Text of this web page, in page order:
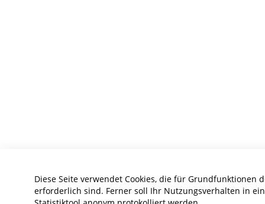
Diese Seite verwendet Cookies, die für Grundfunktionen
erforderlich sind. Ferner soll Ihr Nutzungsverhalten in